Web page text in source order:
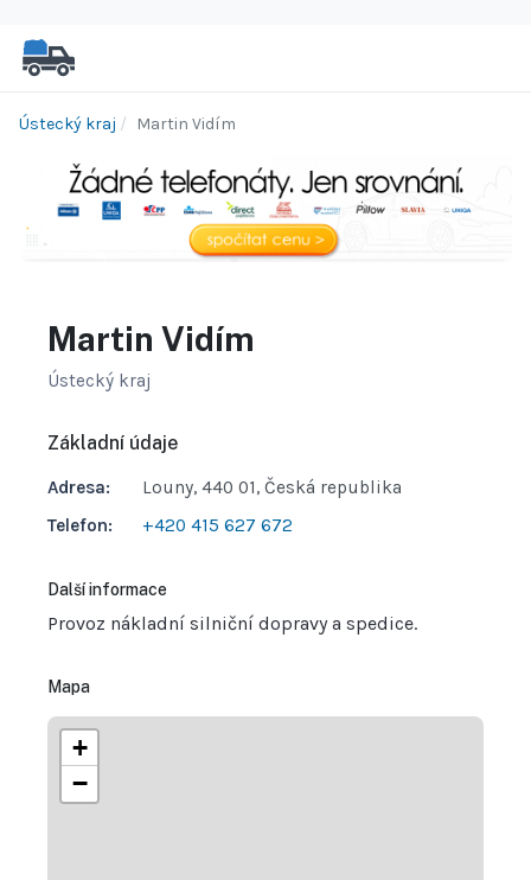
Ústecký kraj Martin Vidím
Martin Vidím
Ústecký kraj
Základní údaje
Adresa:
Louny, 440 01, Česká republika
Telefon:
+420 415 627 672
Další informace
Provoz nákladní silniční dopravy a spedice.
Mapa
+
−